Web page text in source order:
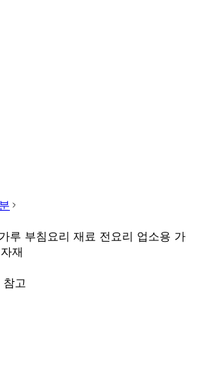
루 부침요리 재료 전요리 업소용 가
재
고